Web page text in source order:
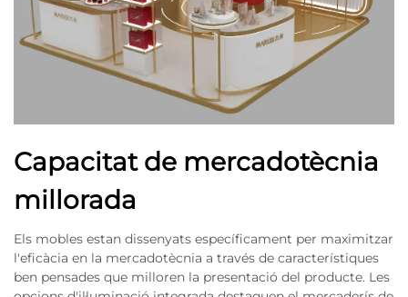
Capacitat de mercadotècnia
millorada
Els mobles estan dissenyats específicament per maximitzar
l'eficàcia en la mercadotècnia a través de característiques
ben pensades que milloren la presentació del producte. Les